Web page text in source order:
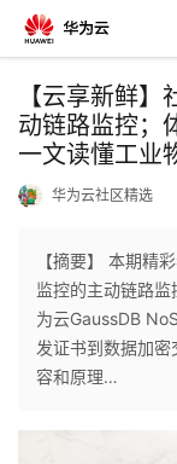
返
回
个
人
我
【云享新鲜
动链路监控；
一文读懂工业
华为云社区精选
【摘要】 本期精
监控的主动链路
为云GaussDB
发证书到数据加
容和原理…